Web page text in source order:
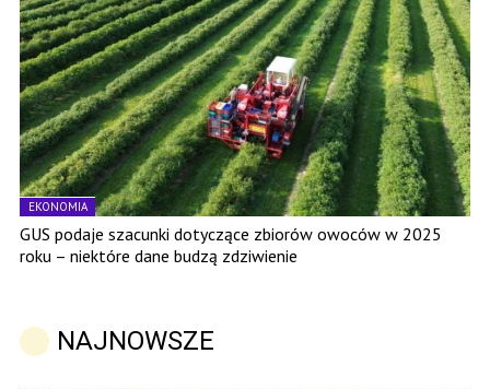
EKONOMIA
GUS podaje szacunki dotyczące zbiorów owoców w 2025
roku – niektóre dane budzą zdziwienie
NAJNOWSZE